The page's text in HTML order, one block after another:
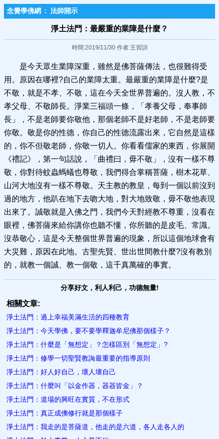
念覺學佛網 : 法師開示
淨土法門：最嚴重的業障是什麼？
時間:2019/11/30 作者:王習訓
是今天眾生業障深重，雖然是佛菩薩傳法，也很難得受
用。原因在哪裡?自己的業障太重。最嚴重的業障是什麼?是
不敬，就是不孝、不敬，這在今天全世界普遍的。沒人教，不
孝父母、不敬師長。淨業三福頭一條，「孝養父母，奉事師
長」，不是老師要你敬他，那個老師不是好老師，不是老師要
你敬。敬是你的性德，你自己的性德流露出來，它自然是這樣
的，你不但敬老師，你敬一切人。你看看儒家的東西，你展開
《禮記》，第一句話說，「曲禮曰，毋不敬」，沒有一樣不尊
敬，你對待蚊蟲螞蟻也尊敬，我們得合掌稱菩薩，樹木花草、
山河大地沒有一樣不尊敬。天主教的教皇，每到一個以前沒到
過的地方，他趴在地下去吻大地，對大地致敬，毋不敬他表現
出來了。誠敬就是入佛之門，我們今天對經教不尊重，沒看在
眼裡，佛菩薩來給你講你也聽不懂，你所聽的是皮毛、常識。
沒恭敬心，這是今天整個世界普遍的現象，所以這個地球會有
大災難，原因在此地。古聖先賢、世出世間教什麼?沒有教別
的，就教一個誠、教一個敬，這千真萬確的事實。
分享好文，利人利己，功德無量!
相關文章:
淨土法門：過上幸福美滿生活的四種教育
淨土法門：今天學佛，要不要學釋迦牟尼佛那個樣子？
淨土法門：什麼是「無想定」？怎樣區別「無想定」?
淨土法門：修學一切聖賢教誨最重要的指導原則
淨土法門：好人好自己，壞人壞自己
淨土法門：什麼叫「以金作器，器器皆金」？
淨土法門：道場的興旺在實質，不在形式
淨土法門：真正成佛修行就是那個樣子
淨土法門：我走的是菩薩道，他走的是六道，各人走各人的